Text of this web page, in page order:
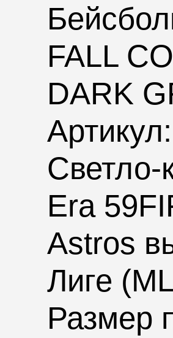
FALL
DARK
Светло-
Era
Astros
Лиге (
Размер